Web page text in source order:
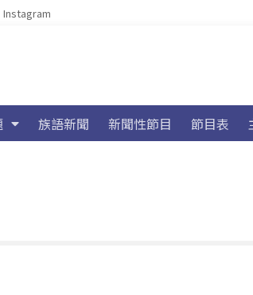
Instagram
族語新聞 新聞性節目 節目表